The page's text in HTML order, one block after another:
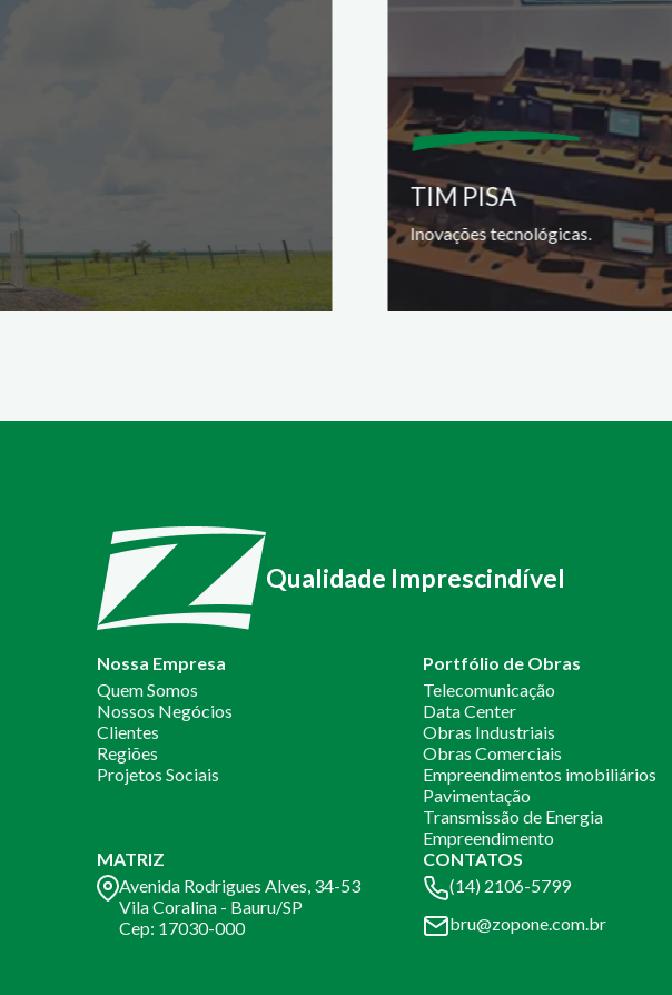
TIM PISA
Inovações tecnológicas.
Qualidade Imprescindível
Nossa Empresa
Quem Somos
Nossos Negócios
Clientes
Regiões
Projetos Sociais
Portfólio de Obras
Telecomunicação
Data Center
Obras Industriais
Obras Comerciais
Empreendimentos imobiliários
Pavimentação
Transmissão de Energia
Empreendimento
MATRIZ
Avenida Rodrigues Alves, 34-53
Vila Coralina - Bauru/SP
Cep: 17030-000
CONTATOS
(14) 2106-5799
bru@zopone.com.br